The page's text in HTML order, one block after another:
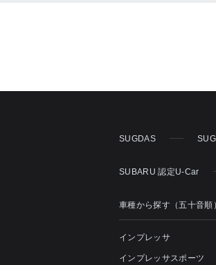
SUGDAS
SUBARU 認定U-Car
車種から探す（五十音順
インプレッサ
インプレッサスポーツ